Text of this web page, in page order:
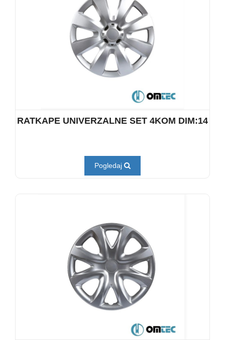
RATKAPE UNIVERZALNE SET 4KOM DIM:14
Pogledaj